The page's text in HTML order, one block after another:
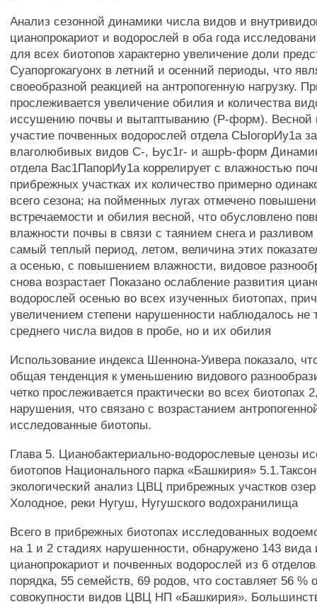
Анализ сезонной динамики числа видов и
цианопрокариот и водорослей в оба года
для всех биотопов характерно увеличение доли
Суапоргокагуонх в летний и осенний периоды, что
своеобразной реакцией на антропогенную нагрузку.
прослеживается увеличение обилия и количества
иссушению почвы и вытаптыванию (Р-форм). Весной
участие почвенных водорослей отдела СЫогорИу1а
влаголюбивых видов С-, Ьус1г- и ашрЬ-форм
отдела Вас1ПапорИу1а коррелирует с влажностью
прибрежных участках их количество примерно
всего сезона; на пойменных лугах отмечено
встречаемости и обилия весной, что обусловлено
влажности почвы в связи с таянием снега и
самый теплый период, летом, величина этих
а осенью, с повышением влажности, видовое
снова возрастает Показано ослабление развития
водорослей осенью во всех изученных биотопах,
увеличением степени нарушенности наблюдалось не
среднего числа видов в пробе, но и их обилия
Использование индекса Шеннона-Уивера показало,
общая тенденция к уменьшению видового
четко прослеживается практически во всех биотопах
нарушения, что связано с возрастанием
исследованные биотопы.
Глава 5. Цианобактериально-водорослевые ценозы
биотопов Национального парка «Башкирия»
экологический анализ ЦВЦ прибрежных участков
Холодное, реки Нугуш, Нугушского водохранилища
Всего в прибрежных биотопах исследованных
на 1 и 2 стадиях нарушенности, обнаружено 143 вида
цианопрокариот и почвенных водорослей из 6
порядка, 55 семейств, 69 родов, что составляет 56 %
совокупности видов ЦВЦ НП «Башкирия».